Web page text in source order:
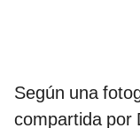
Según una
compartida por